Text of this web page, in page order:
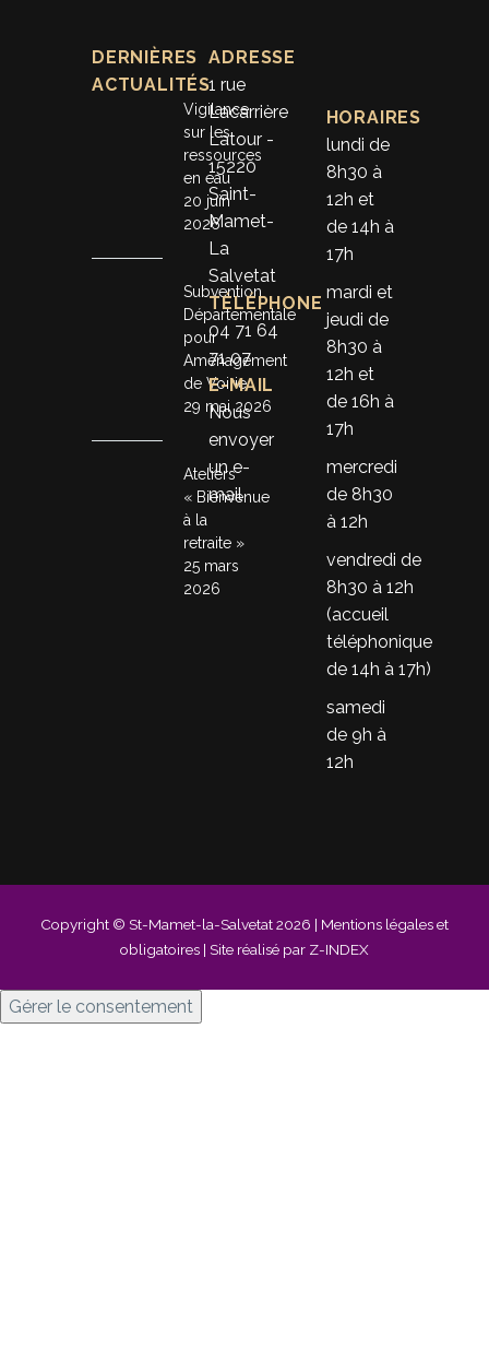
DERNIÈRES
ACTUALITÉS
Vigilance
sur les
ressources
en eau
20 juin
2026
Subvention
Départementale
pour
Aménagement
de Voirie
29 mai 2026
Ateliers
« Bienvenue
à la
retraite »
25 mars
2026
ADRESSE
1 rue
Lacarrière
Latour -
15220
Saint-
Mamet-
La
Salvetat
TÉLÉPHONE
04 71 64
71 07
E-MAIL
Nous
envoyer
un e-
mail
HORAIRES
lundi de
8h30 à
12h et
de 14h à
17h
mardi et
jeudi de
8h30 à
12h et
de 16h à
17h
mercredi
de 8h30
à 12h
vendredi de
8h30 à 12h
(accueil
téléphonique
de 14h à 17h)
samedi
de 9h à
12h
Copyright © St-Mamet-la-Salvetat 2026 | Mentions légales et
obligatoires | Site réalisé par Z-INDEX
Gérer le consentement